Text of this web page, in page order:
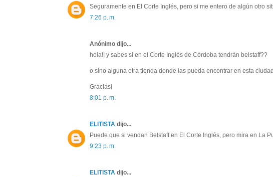
Seguramente en El Corte Inglés, pero si me entero de algún otro
7:26 p. m.
Anónimo dijo...
hola!! y sabes si en el Corte Inglés de Córdoba tendrán belstaff??
o sino alguna otra tienda donde las pueda encontrar en esta
Gracias!
8:01 p. m.
ELITISTA dijo...
Puede que si vendan Belstaff en El Corte Inglés, pero mira en La
9:23 p. m.
ELITISTA dijo...